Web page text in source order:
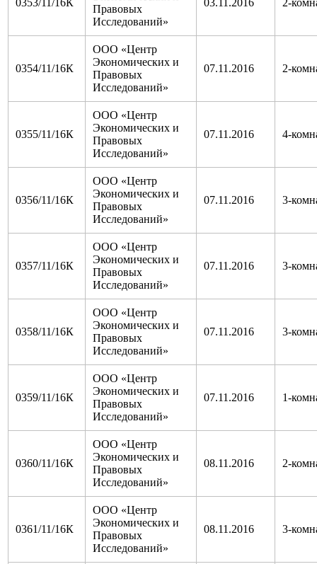
Правовых
Исследований»
0354/11/16К
ООО «Центр
Экономических и
Правовых
Исследований»
07.11.2016 2-
0355/11/16К
ООО «Центр
Экономических и
Правовых
Исследований»
07.11.2016 4-
0356/11/16К
ООО «Центр
Экономических и
Правовых
Исследований»
07.11.2016 3-
0357/11/16К
ООО «Центр
Экономических и
Правовых
Исследований»
07.11.2016 3-
0358/11/16К
ООО «Центр
Экономических и
Правовых
Исследований»
07.11.2016 3-
0359/11/16К
ООО «Центр
Экономических и
Правовых
Исследований»
07.11.2016 1-
0360/11/16К
ООО «Центр
Экономических и
Правовых
Исследований»
08.11.2016 2-
0361/11/16К
ООО «Центр
Экономических и
Правовых
Исследований»
08.11.2016 3-